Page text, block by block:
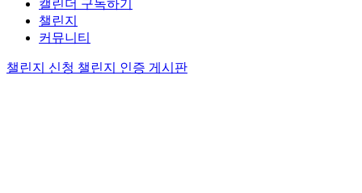
캘린더 구독하기
챌린지
커뮤니티
챌린지 신청 챌린지 인증 게시판